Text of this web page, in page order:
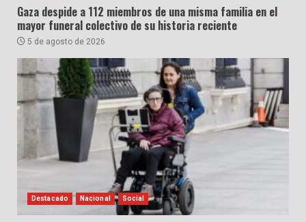
Gaza despide a 112 miembros de una misma familia en el
mayor funeral colectivo de su historia reciente
5 de agosto de 2026
Destacado Nacional Social